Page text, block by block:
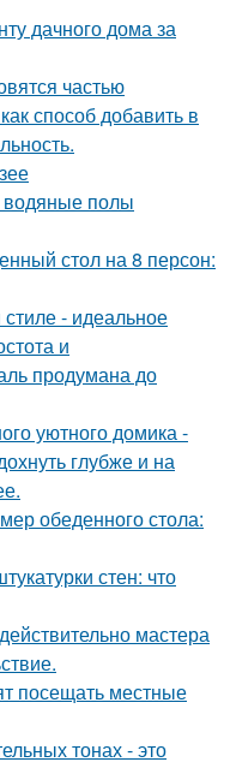
дачного дома за
частью
способ добавить в
водяные полы
стол на 8 персон:
- идеальное
и
продумана до
уютного домика -
глубже и на
обеденного стола:
стен: что
мастера
посещать местные
тонах - это